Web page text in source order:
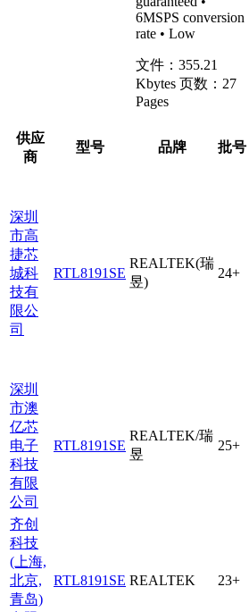
6MSPS conversion
rate • Low
文件： 355.21
Kbytes 页数： 27
Pages
供应
商
型号 品牌 批号
深圳
市高
捷芯
城科
技有
限公
司
RTL8191SE
REALTEK(瑞
昱)
24+
深圳
市澳
亿芯
电子
科技
有限
公司
RTL8191SE
REALTEK/瑞
昱
25+
齐创
科技
(上海,
北京,
青岛)
RTL8191SE REALTEK 23+